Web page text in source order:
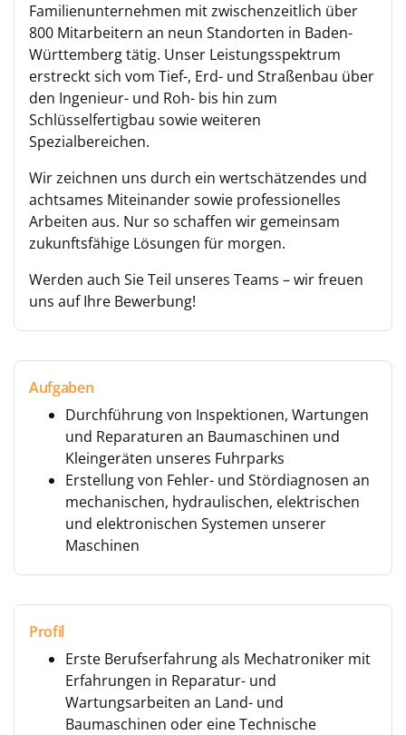
Familienunternehmen mit zwischenzeitlich über
800 Mitarbeitern an neun Standorten in Baden-
Württemberg tätig. Unser Leistungsspektrum
erstreckt sich vom Tief-, Erd- und Straßenbau über
den Ingenieur- und Roh- bis hin zum
Schlüsselfertigbau sowie weiteren
Spezialbereichen.
Wir zeichnen uns durch ein wertschätzendes und
achtsames Miteinander sowie professionelles
Arbeiten aus. Nur so schaffen wir gemeinsam
zukunftsfähige Lösungen für morgen.
Werden auch Sie Teil unseres Teams – wir freuen
uns auf Ihre Bewerbung!
Aufgaben
Durchführung von Inspektionen, Wartungen
und Reparaturen an Baumaschinen und
Kleingeräten unseres Fuhrparks
Erstellung von Fehler- und Stördiagnosen an
mechanischen, hydraulischen, elektrischen
und elektronischen Systemen unserer
Maschinen
Profil
Erste Berufserfahrung als Mechatroniker mit
Erfahrungen in Reparatur- und
Wartungsarbeiten an Land- und
Baumaschinen oder eine Technische